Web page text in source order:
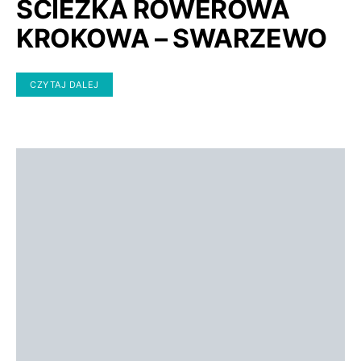
ŚCIEŻKA ROWEROWA
KROKOWA – SWARZEWO
CZYTAJ DALEJ